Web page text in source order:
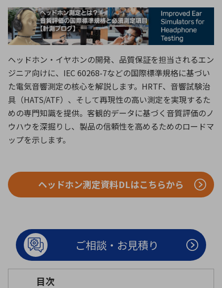
ロボティクス（AI）
データセンタ・クラウド
ミリ波レーダー
ブログ｜ここから始まる最新技術
品質管理・検査
接着・接合
製品製造・加工
レーダ・衛星通信
照射
環境構築・開発システム
民生 医療
ICTソリューション 組立・ロボティクス
レーザー・光学部品 組込コンピュータ
特定用途向け・その他 サービス
A B C
D
E
F G
H
I
J K
L
M
N O
P
Q
R S
T
U
V W
X
Y
Z
検索
ヘッドホン・イヤホンの開発、品質保証を担当されるエン
ジニア向けに、IEC 60268-7などの国際標準規格に基づい
た電気音響測定の核心を解説します。HRTF、音響試験治
具（HATS/ATF）、そして再現性の高い測定を実現するた
めの専門知識を提供。客観的データに基づく音質評価のノ
ウハウを深掘りし、製品の信頼性を高めるためのロードマ
ップを示します。
ヘッドホン測定資料DLはこちらから
ご相談・お見積り
目次